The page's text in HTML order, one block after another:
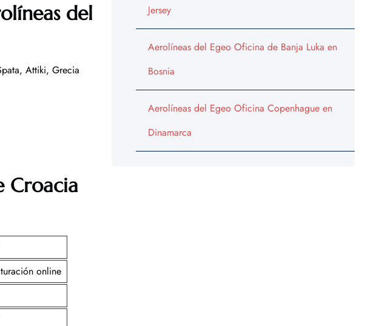
del
Attiki, Grecia
Croacia
online
Jersey
Aerolíneas del Egeo Oficina de Banja Luka en
Bosnia
Aerolíneas del Egeo Oficina Copenhague en
Dinamarca